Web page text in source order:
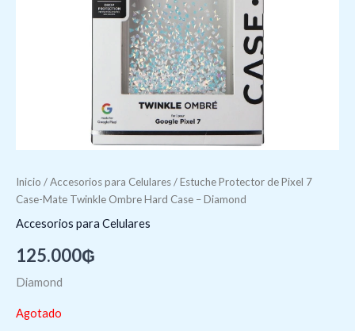
Inicio /Accesorios para Celulares/ Estuche Protector de Pixel 7
Case-Mate Twinkle Ombre Hard Case – Diamond
Accesorios para Celulares
125.000₲
Diamond
Agotado